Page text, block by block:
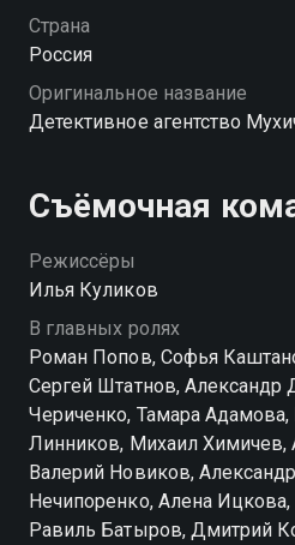
расследования — от слежки
богатого предпринимателя
проникнуть во время сна.
всё, чтобы раскрыть каждое
«Детективное агентство
Страна
Россия
Оригинальное название
Детективное агентство
Съёмочная
Режиссёры
Илья Куликов
В главных ролях
Роман Попов, Софья
Сергей Штатнов, Александр
Чериченко, Тамара
Линников, Михаил Химичев,
Валерий Новиков,
Нечипоренко, Алена
Равиль Батыров, Дмитрий